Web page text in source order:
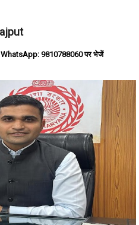
9810788060 पर भेजें